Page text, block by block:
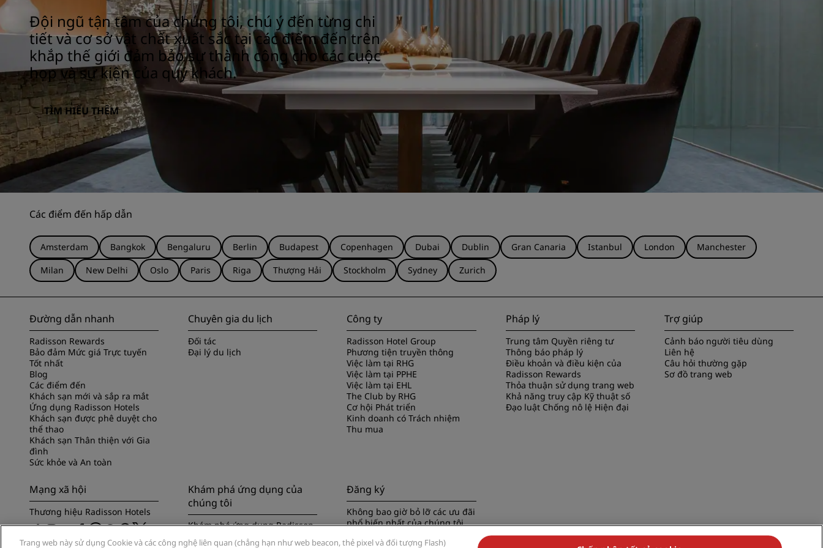
Đội ngũ tận tâm của chúng tôi, chú ý đến từng chi
tiết và cơ sở vật chất xuất sắc tại các điểm đến trên
khắp thế giới đảm bảo sự thành công cho các cuộc
họp và sự kiện của quý khách.
TÌM HIỂU THÊM
Các điểm đến hấp dẫn
Amsterdam Bangkok Bengaluru Berlin Budapest Copenhagen Dubai Dublin Gran Canaria Istanbul London
Manchester
Milan
New Delhi Oslo Paris Riga Thượng Hải Stockholm Sydney Zurich
Đường dẫn nhanh
Radisson Rewards
Bảo đảm Mức giá Trực tuyến
Tốt nhất
Blog
Các điểm đến
Khách sạn mới và sắp ra mắt
Ứng dụng Radisson Hotels
Khách sạn được phê duyệt cho
thể thao
Khách sạn Thân thiện với Gia
đình
Sức khỏe và An toàn
Chuyên gia du lịch
Đối tác
Đại lý du lịch
Công ty
Radisson Hotel Group
Phương tiện truyền thông
Việc làm tại RHG
Việc làm tại PPHE
Việc làm tại EHL
The Club by RHG
Cơ hội Phát triển
Kinh doanh có Trách nhiệm
Thu mua
Pháp lý
Trung tâm Quyền riêng tư
Thông báo pháp lý
Điều khoản và điều kiện của
Radisson Rewards
Thỏa thuận sử dụng trang web
Khả năng truy cập Kỹ thuật số
Đạo luật Chống nô lệ Hiện đại
Trợ giúp
Cảnh báo người tiêu dùng
Liên hệ
Câu hỏi thường gặp
Sơ đồ trang web
Mạng xã hội
Thương hiệu Radisson Hotels
Khám phá ứng dụng của
chúng tôi
Khám phá ứng dụng Radisson
Đăng ký
Không bao giờ bỏ lỡ các ưu đãi
phổ biến nhất của chúng tôi
Trang web này sử dụng Cookie và các công nghệ liên quan (chẳng hạn như web beacon, thẻ pixel và đối tượng Flash)